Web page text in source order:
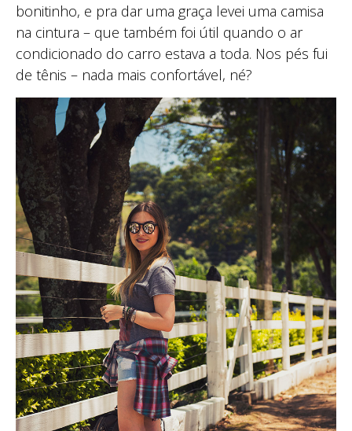
bonitinho, e pra dar uma graça levei uma camisa
na cintura – que também foi útil quando o ar
condicionado do carro estava a toda. Nos pés fui
de tênis – nada mais confortável, né?